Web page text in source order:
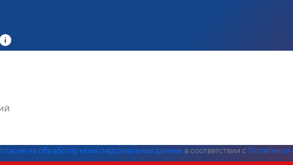
на обработку моих персональных данных в соответствии с Политикой